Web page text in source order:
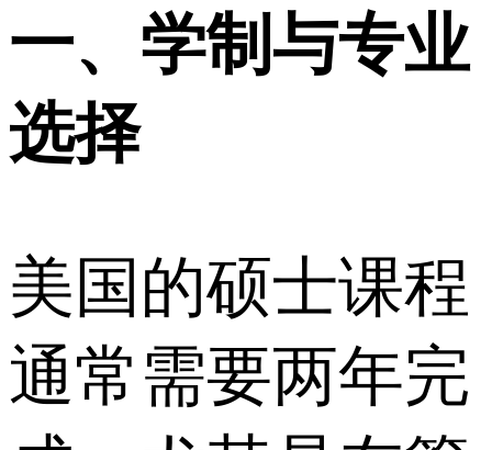
一、学制与专业
选择
美国的硕士课程
通常需要两年完